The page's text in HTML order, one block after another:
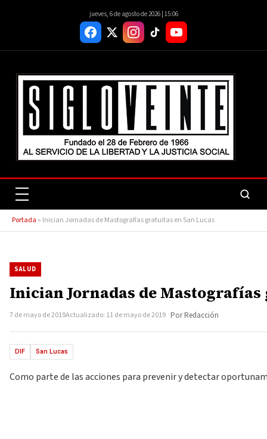
jueves, 6 de agosto de 2026 | 15:06
Portada » Inician Jornadas de Mastografías gratuitas en San Lucas
SALUD
Inician Jornadas de Mastografías
7 de mayo de 2019Actualizado: 11 de mayo de 2019 Por Redacción
DIF San Lucas
Como parte de las acciones para prevenir y detectar